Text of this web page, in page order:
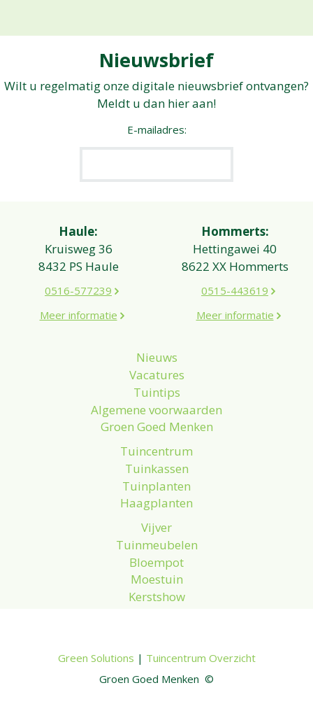
Nieuwsbrief
Wilt u regelmatig onze digitale nieuwsbrief ontvangen?
Meldt u dan hier aan!
E-mailadres:
Haule:
Kruisweg 36
8432 PS Haule
0516-577239
Meer informatie
Hommerts:
Hettingawei 40
8622 XX Hommerts
0515-443619
Meer informatie
Nieuws
Vacatures
Tuintips
Algemene voorwaarden
Groen Goed Menken
Tuincentrum
Tuinkassen
Tuinplanten
Haagplanten
Vijver
Tuinmeubelen
Bloempot
Moestuin
Kerstshow
Groen Goed Menken ©
Green Solutions | Tuincentrum Overzicht